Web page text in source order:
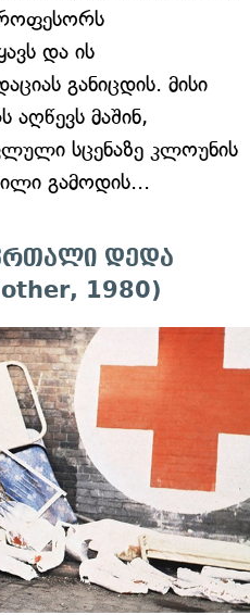
და ის
განიცდის. მისი
აღწევს მაშინ,
სცენაზე კლოუნის
გამოდის...
დედა
1980)